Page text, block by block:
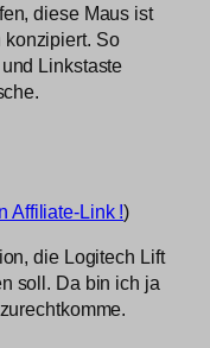
diese Maus ist
konzipiert. So
Linkstaste
Affiliate-Link !)
die Logitech Lift
soll. Da bin ich ja